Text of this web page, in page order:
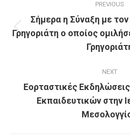
navigation
PREVIOUS
post:
Σήμερα η Σύναξη με
Γρηγοριάτη ο οποίος
NEXT
Next
post:
Εορταστικές
Εκπαιδευτικών στην